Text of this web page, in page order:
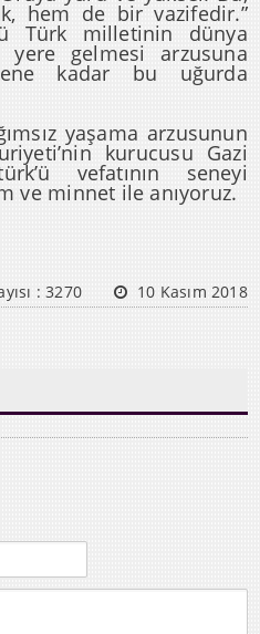
hem de bir vazifedir.”
Türk milletinin dünya
yere gelmesi arzusuna
kadar bu uğurda
yaşama arzusunun
kurucusu Gazi
vefatının seneyi
ve minnet ile anıyoruz.
:3270 10 Kasım 2018